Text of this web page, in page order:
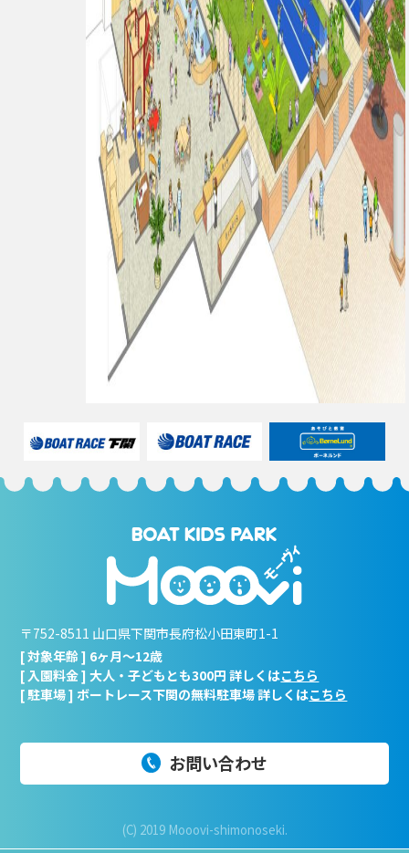
〒752-8511 山口県下関市長府松小田東町1-1
[ 対象年齢 ] 6ヶ月～12歳
[ 入園料金 ] 大人・子どもとも300円 詳しくはこちら
[ 駐車場 ] ボートレース下関の無料駐車場 詳しくはこちら
お問い合わせ
(C) 2019 Mooovi-shimonoseki.